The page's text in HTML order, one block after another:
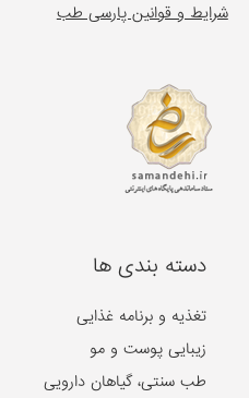
شرایط و قوانین پارسی طب
دسته بندی ها
تغذیه و برنامه غذایی
زیبایی پوست و مو
طب سنتی، گیاهان دارویی